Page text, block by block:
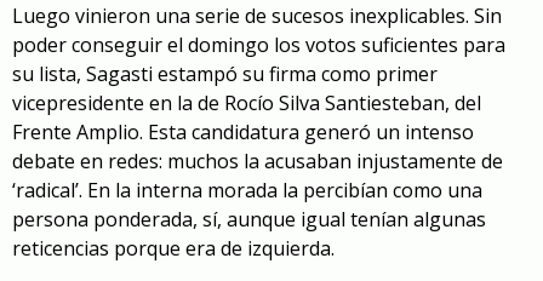
Luego vinieron una serie de sucesos inexplicables. Sin
poder conseguir el domingo los votos suficientes para
su lista, Sagasti estampó su firma como primer
vicepresidente en la de Rocío Silva Santiesteban, del
Frente Amplio. Esta candidatura generó un intenso
debate en redes: muchos la acusaban injustamente de
‘radical’. En la interna morada la percibían como una
persona ponderada, sí, aunque igual tenían algunas
reticencias porque era de izquierda.